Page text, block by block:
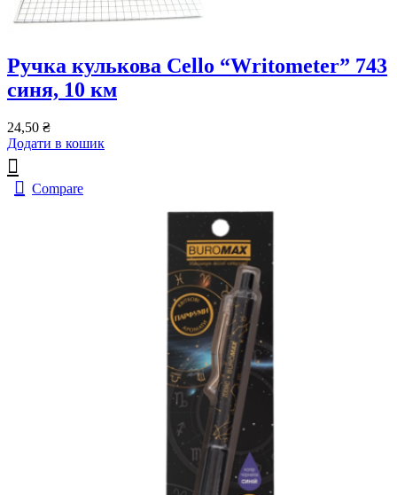
Ручка кулькова Cello “Writometer” 743
синя, 10 км
24,50 ₴
Додати в кошик
Compare